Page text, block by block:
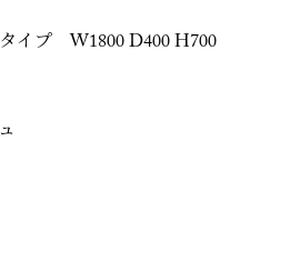
イプ W1800 D400 H700